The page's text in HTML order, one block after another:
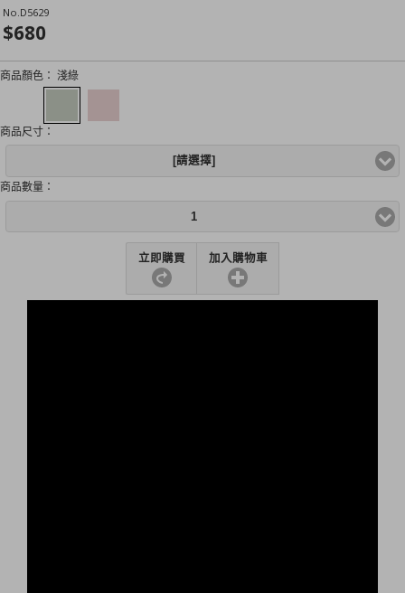
No.D5629
$680
商品顏色： 淺綠
商品尺寸：
[請選擇]
商品數量：
1
立即購買 加入購物車